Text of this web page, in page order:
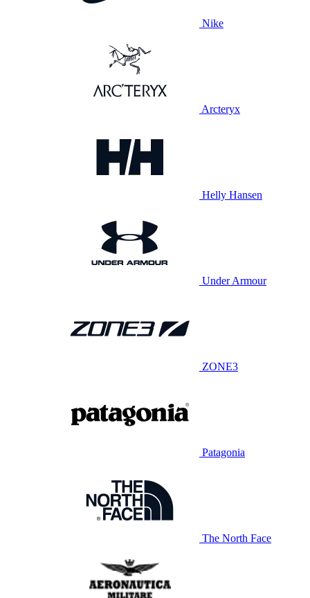
Nike
Arcteryx
Helly Hansen
Under Armour
ZONE3
Patagonia
The North Face